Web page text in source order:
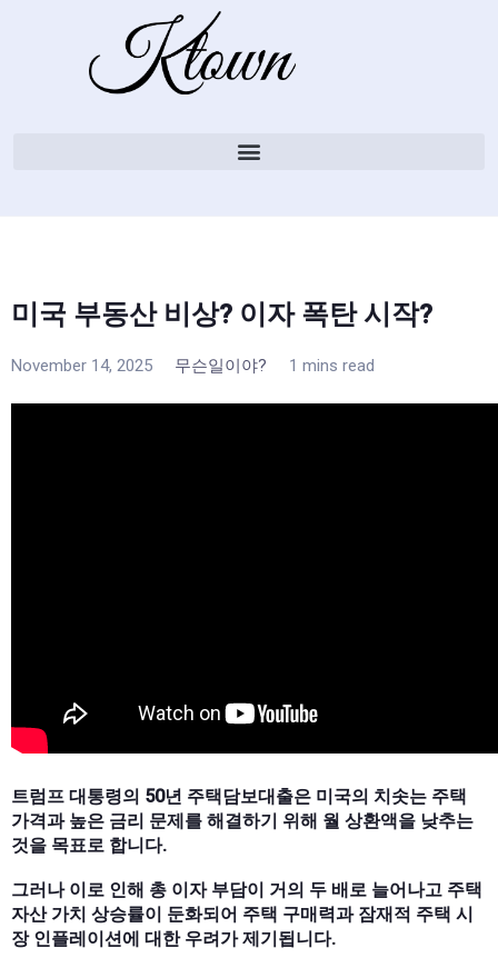
미국 부동산 비상? 이자 폭탄 시작?
November 14, 2025 무슨일이야? 1 mins read
트럼프 대통령의 50년 주택담보대출은 미국의 치솟는 주택
가격과 높은 금리 문제를 해결하기 위해 월 상환액을 낮추는
것을 목표로 합니다.
그러나 이로 인해 총 이자 부담이 거의 두 배로 늘어나고 주택
자산 가치 상승률이 둔화되어 주택 구매력과 잠재적 주택 시
장 인플레이션에 대한 우려가 제기됩니다.